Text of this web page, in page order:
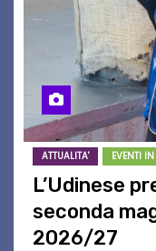
ATTUALITA' EVENTI
L’Udinese
seconda
2026/27